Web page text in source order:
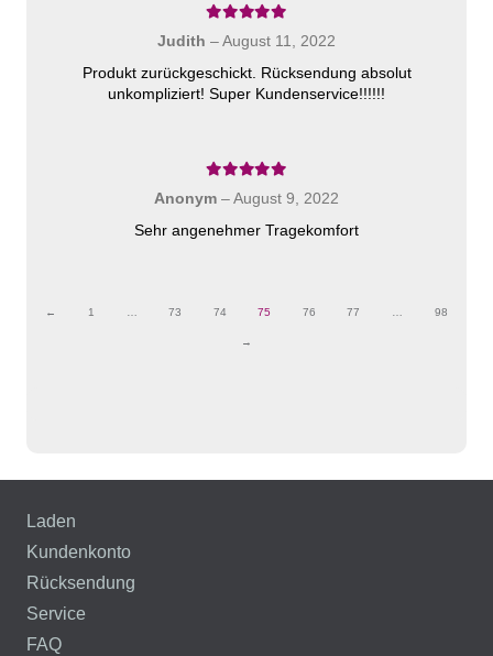
Judith –August 11, 2022
Produkt zurückgeschickt. Rücksendung absolut
unkompliziert! Super Kundenservice!!!!!!
Anonym –August 9, 2022
Sehr angenehmer Tragekomfort
← 1 73 74 75 76 77 98
→
Laden
Kundenkonto
Rücksendung
Service
FAQ